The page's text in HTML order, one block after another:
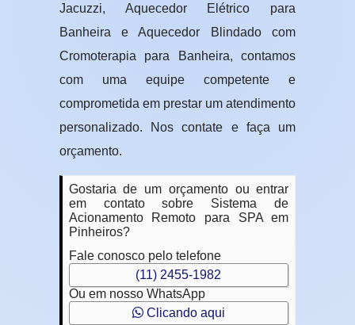
Jacuzzi, Aquecedor Elétrico para
Banheira e Aquecedor Blindado com
Cromoterapia para Banheira, contamos
com uma equipe competente e
comprometida em prestar um atendimento
personalizado. Nos contate e faça um
orçamento.
Gostaria de um orçamento ou entrar
em contato sobre Sistema de
Acionamento Remoto para SPA em
Pinheiros?
Fale conosco pelo telefone
(11) 2455-1982
Ou em nosso WhatsApp
Clicando aqui